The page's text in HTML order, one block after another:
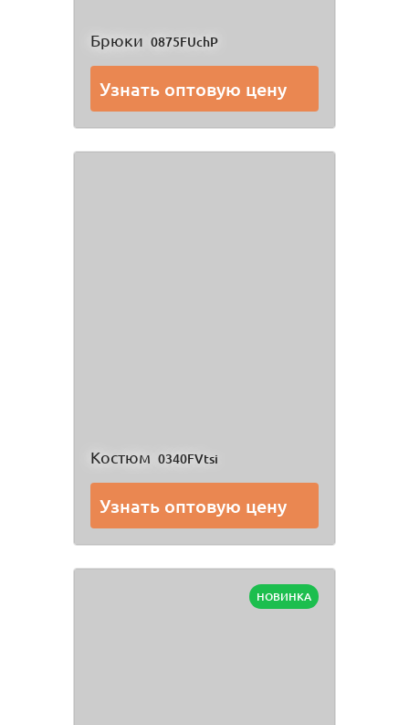
Брюки 0875FUchP
Узнать оптовую цену
Костюм 0340FVtsi
Узнать оптовую цену
НОВИНКА